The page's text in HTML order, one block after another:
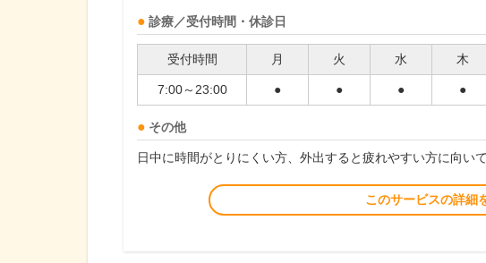
診療／受付時間・休診日
受付時間 月 火 水 木
7:00～23:00 ● ● ● ●
その他
日中に時間がとりにくい方、外出すると疲れやすい方に向い
このサービスの詳細